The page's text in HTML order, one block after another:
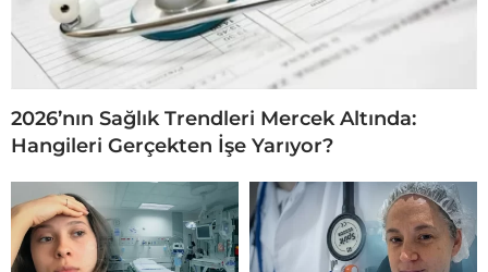
2026’nın Sağlık Trendleri Mercek Altında:
Hangileri Gerçekten İşe Yarıyor?